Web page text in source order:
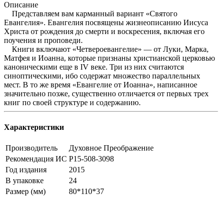
Описание
Представляем вам карманный вариант «Святого
Евангелия». Евангелия посвящены жизнеописанию Иисуса
Христа от рождения до смерти и воскресения, включая его
поучения и проповеди.
Книги включают «Четвероевангелие» — от Луки, Марка,
Матфея и Иоанна, которые признаны христианской церковью
каноническими еще в IV веке. Три из них считаются
синоптическими, ибо содержат множество параллельных
мест. В то же время «Евангелие от Иоанна», написанное
значительно позже, существенно отличается от первых трех
книг по своей структуре и содержанию.
Характеристики
Производитель
Духовное Преображение
Рекомендация ИС Р15-508-3098
Год издания
2015
В упаковке
24
Размер (мм)
80*110*37